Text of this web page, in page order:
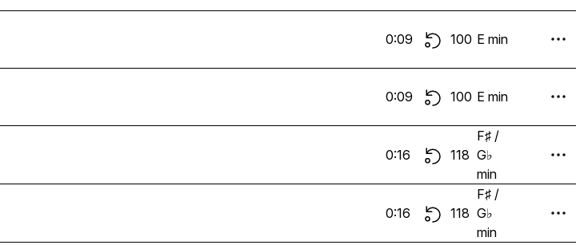
0:09 100 E min
0:09 100 E min
0:16 118
F♯ /
G♭
min
0:16 118
F♯ /
G♭
min